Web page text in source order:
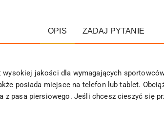
OPIS ZADAJ PYTANIE
wysokiej jakości dla wymagających
posiada miejsce na telefon lub tablet.
z pasa piersiowego. Jeśli chcesz cieszyć się